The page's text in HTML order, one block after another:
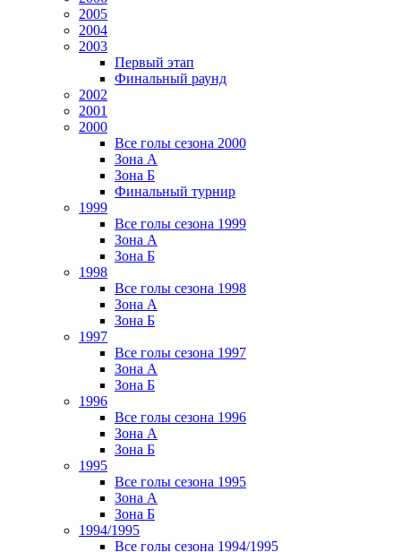
2005
2004
2003
Первый этап
Финальный раунд
2002
2001
2000
Все голы сезона 2000
Зона А
Зона Б
Финальный турнир
1999
Все голы сезона 1999
Зона А
Зона Б
1998
Все голы сезона 1998
Зона А
Зона Б
1997
Все голы сезона 1997
Зона А
Зона Б
1996
Все голы сезона 1996
Зона А
Зона Б
1995
Все голы сезона 1995
Зона А
Зона Б
1994/1995
Все голы сезона 1994/1995